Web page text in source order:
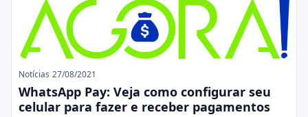
Legal
Notícias 27/08/2021
WhatsApp Pay: Veja como configurar seu
celular para fazer e receber pagamentos